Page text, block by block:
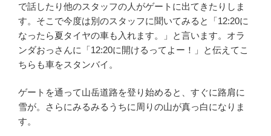
で話したり他のスタッフの人がゲートに出てきたりしま
す。そこで今度は別のスタッフに聞いてみると「12:20に
なったら夏タイヤの車も入れます。」と言います。オラ
ンダおっさんに「12:20に開けるってよー！」と伝えてこ
ちらも車をスタンバイ。
ゲートを通って山岳道路を登り始めると、すぐに路肩に
雪が。さらにみるみるうちに周りの山が真っ白になりま
す。